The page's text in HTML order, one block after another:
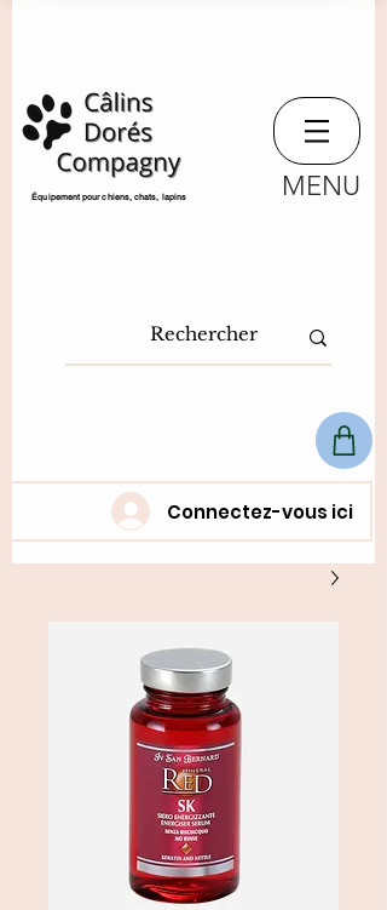
​Équipement pour chiens, chats, lapins MENU
Connectez-vous ici